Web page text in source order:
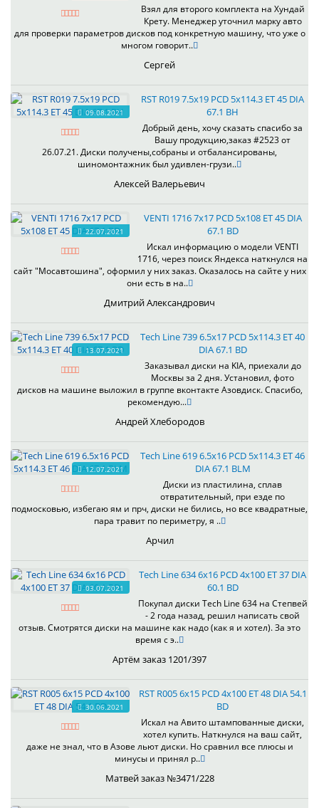
Взял для второго комплекта на Хундай
Крету. Менеджер уточнил марку авто
для проверки параметров дисков под конкретную машину, что уже о
многом говорит..
Сергей
09.08.2021
RST R019 7.5x19 PCD 5x114.3 ET 45 DIA
67.1 BH
Добрый день, хочу сказать спасибо за
Вашу продукцию,заказ #2523 от
26.07.21. Диски получены,собраны и отбалансированы,
шиномонтажник был удивлен-грузи..
Алексей Валерьевич
22.07.2021
VENTI 1716 7x17 PCD 5x108 ET 45 DIA
67.1 BD
Искал информацию о модели VENTI
1716, через поиск Яндекса наткнулся на
сайт "Мосавтошина", оформил у них заказ. Оказалось на сайте у них
они есть в на..
Дмитрий Александрович
13.07.2021
Tech Line 739 6.5x17 PCD 5x114.3 ET 40
DIA 67.1 BD
Заказывал диски на KIA, приехали до
Москвы за 2 дня. Установил, фото
дисков на машине выложил в группе вконтакте Азовдиск. Спасибо,
рекомендую...
Андрей Хлебородов
12.07.2021
Tech Line 619 6.5x16 PCD 5x114.3 ET 46
DIA 67.1 BLM
Диски из пластилина, сплав
отвратительный, при езде по
подмосковью, избегаю ям и прч, диски не бились, но все квадратные,
пара травит по периметру, я ..
Арчил
03.07.2021
Tech Line 634 6x16 PCD 4x100 ET 37 DIA
60.1 BD
Покупал диски Tech Line 634 на Степвей
- 2 года назад, решил написать свой
отзыв. Смотрятся диски на машине как надо (как я и хотел). За это
время с э..
Артём заказ 1201/397
30.06.2021
RST R005 6x15 PCD 4x100 ET 48 DIA 54.1
BD
Искал на Авито штампованные диски,
хотел купить. Наткнулся на ваш сайт,
даже не знал, что в Азове льют диски. Но сравнил все плюсы и
минусы и принял р..
Матвей заказ №3471/228